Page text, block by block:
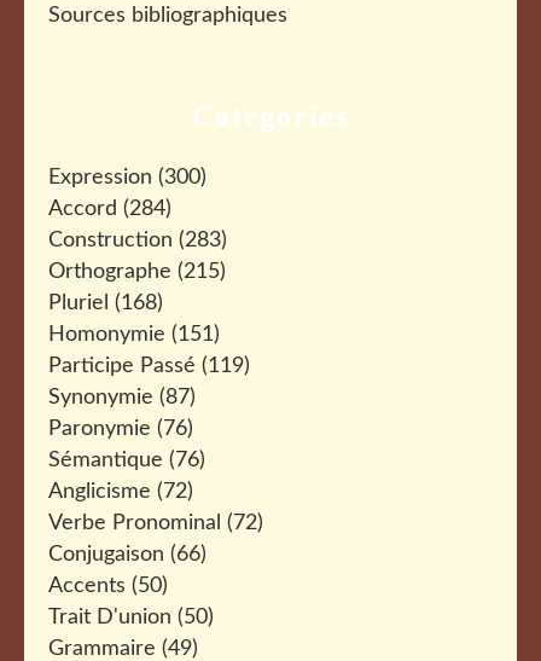
Catégories
Expression (300)
Accord (284)
Construction (283)
Orthographe (215)
Pluriel (168)
Homonymie (151)
Participe Passé (119)
Synonymie (87)
Paronymie (76)
Sémantique (76)
Anglicisme (72)
Verbe Pronominal (72)
Conjugaison (66)
Accents (50)
Trait D'union (50)
Grammaire (49)
Sources bibliographiques